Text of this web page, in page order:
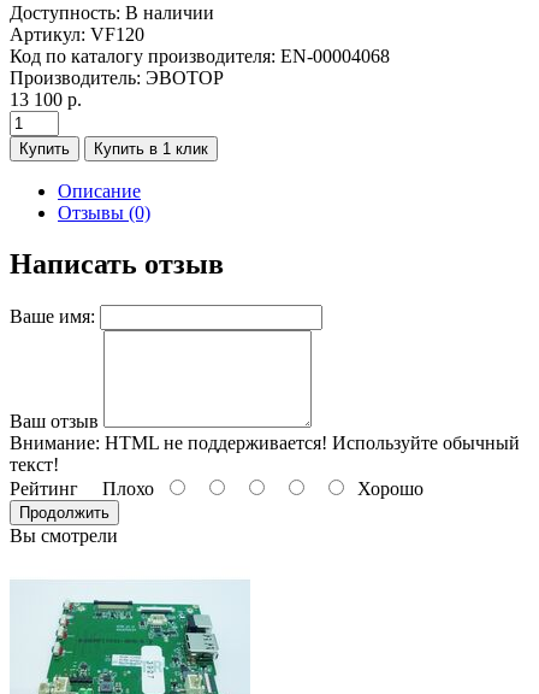
Доступность: В наличии
Артикул: VF120
Код по каталогу производителя: EN-00004068
Производитель: ЭВОТОР
13 100 р.
Купить Купить в 1 клик
Описание
Отзывы (0)
Написать отзыв
Ваше имя:
Ваш отзыв
Внимание: HTML не поддерживается! Используйте обычный
текст!
Рейтинг Плохо Хорошо
Продолжить
Вы смотрели